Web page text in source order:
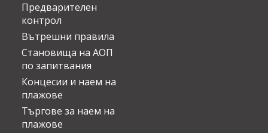
Предварителен
контрол
Вътрешни правила
Становища на АОП
по запитвания
Концесии и наем на
плажове
Търгове за наем на
плажове